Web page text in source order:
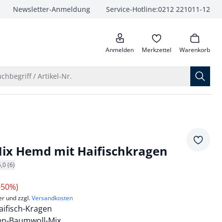
Newsletter-Anmeldung Service-Hotline:0212 221011-12
anrufen
Anmelden Merkzettel Warenkorb
/ Artikel-Nr.
Hemd mit Haifischkragen
(6)
und zzgl.Versandkosten
Kragen